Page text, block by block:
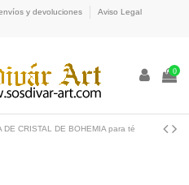
y devoluciones
Aviso Legal
0
DE CRISTAL DE BOHEMIA para té